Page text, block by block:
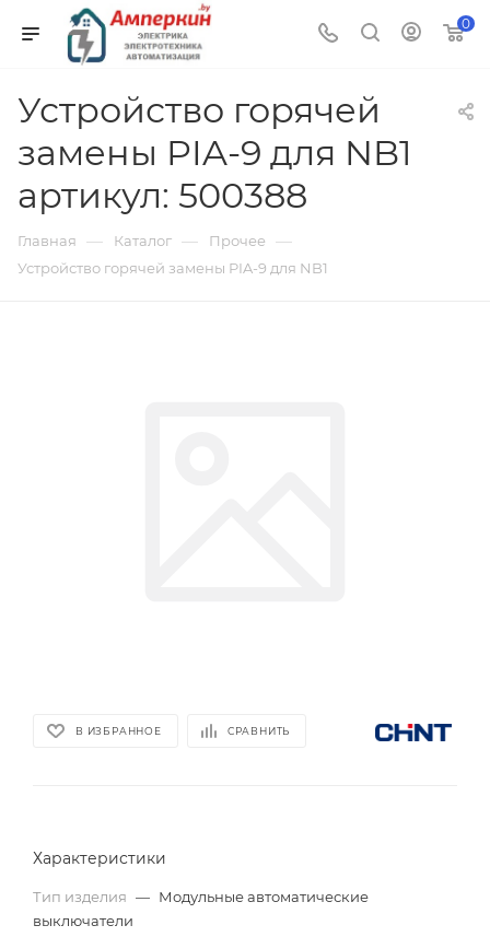
0
Устройство горячей
замены PIA-9 для NB1
артикул: 500388
Главная — Каталог — Прочее —
Устройство горячей замены PIA-9 для NB1
В ИЗБРАННОЕ СРАВНИТЬ
Характеристики
Тип изделия — Модульные автоматические
выключатели